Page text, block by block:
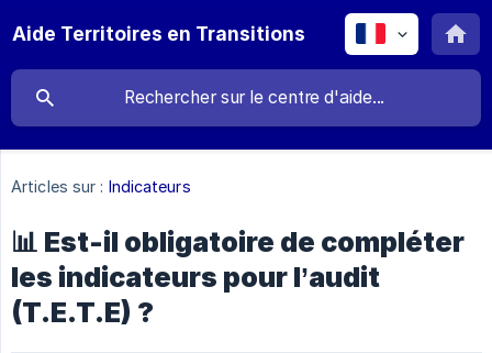
Aide Territoires en Transitions
Articles sur : Indicateurs
📊 Est-il obligatoire de compléter
les indicateurs pour l’audit
(T.E.T.E) ?